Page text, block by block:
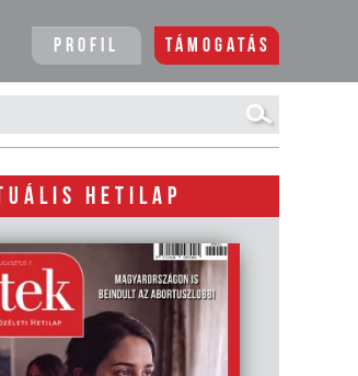
Profil Támogatás
HETILAP